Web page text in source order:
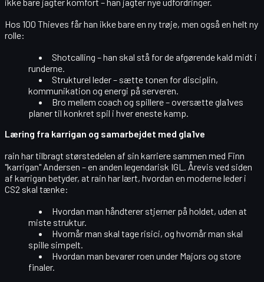
Hos 100 Thieves får han ikke bare en ny trøje, men også en helt ny
rolle:
Shotcalling – han skal stå for de afgørende kald midt i
runderne.
Strukturel leder– sætte tonen for disciplin,
kommunikation og energi på serveren.
Bro mellem coach og spillere– oversætte gla1ves
planer til konkret spil i hver eneste kamp.
Læring fra karrigan og samarbejdet med gla1ve
rain har tilbragt størstedelen af sin karriere sammen med Finn
"karrigan" Andersen – en anden legendarisk IGL. Årevis ved siden
af karrigan betyder, at rain har lært, hvordan en moderne leder i
CS2 skal tænke:
Hvordan man håndterer stjerner på holdet, uden at
miste struktur.
Hvornår man skal tage risici, og hvornår man skal
spille simpelt.
Hvordan man bevarer roen under Majors og store
finaler.